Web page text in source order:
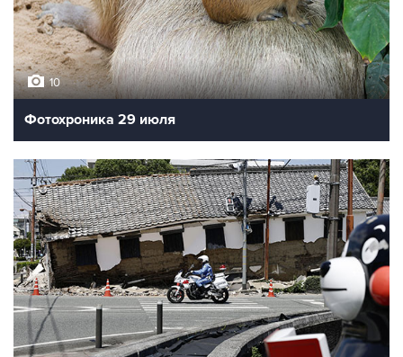
10
Фотохроника 29 июля